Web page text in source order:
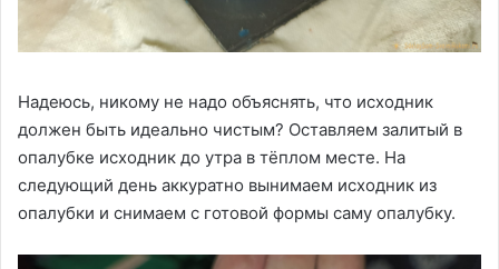
Надеюсь, никому не надо объяснять, что исходник
должен быть идеально чистым? Оставляем залитый в
опалубке исходник до утра в тёплом месте. На
следующий день аккуратно вынимаем исходник из
опалубки и снимаем с готовой формы саму опалубку.